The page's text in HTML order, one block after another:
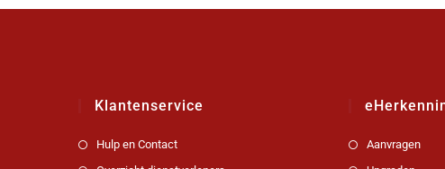
Klantenservice
Hulp en Contact
Aanvragen